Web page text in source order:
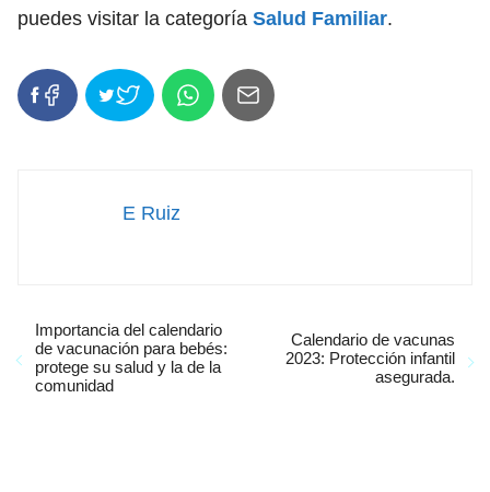
puedes visitar la categoría Salud Familiar.
E Ruiz
Importancia del calendario
de vacunación para bebés:
protege su salud y la de la
comunidad
Calendario de vacunas
2023: Protección infantil
asegurada.